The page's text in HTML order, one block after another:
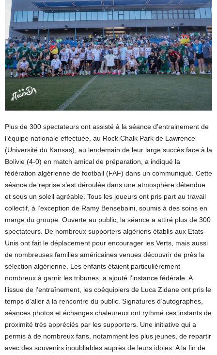
Plus de 300 spectateurs ont assisté à la séance d’entrainement de
l’équipe nationale effectuée, au Rock Chalk Park de Lawrence
(Université du Kansas), au lendemain de leur large succès face à la
Bolivie (4-0) en match amical de préparation, a indiqué la
fédération algérienne de football (FAF) dans un communiqué. Cette
séance de reprise s’est déroulée dans une atmosphère détendue
et sous un soleil agréable. Tous les joueurs ont pris part au travail
collectif, à l’exception de Ramy Bensebaini, soumis à des soins en
marge du groupe. Ouverte au public, la séance a attiré plus de 300
spectateurs. De nombreux supporters algériens établis aux Etats-
Unis ont fait le déplacement pour encourager les Verts, mais aussi
de nombreuses familles américaines venues découvrir de près la
sélection algérienne. Les enfants étaient particulièrement
nombreux à garnir les tribunes, a ajouté l’instance fédérale. A
l’issue de l’entraînement, les coéquipiers de Luca Zidane ont pris le
temps d’aller à la rencontre du public. Signatures d’autographes,
séances photos et échanges chaleureux ont rythmé ces instants de
proximité très appréciés par les supporters. Une initiative qui a
permis à de nombreux fans, notamment les plus jeunes, de repartir
avec des souvenirs inoubliables auprès de leurs idoles. A la fin de